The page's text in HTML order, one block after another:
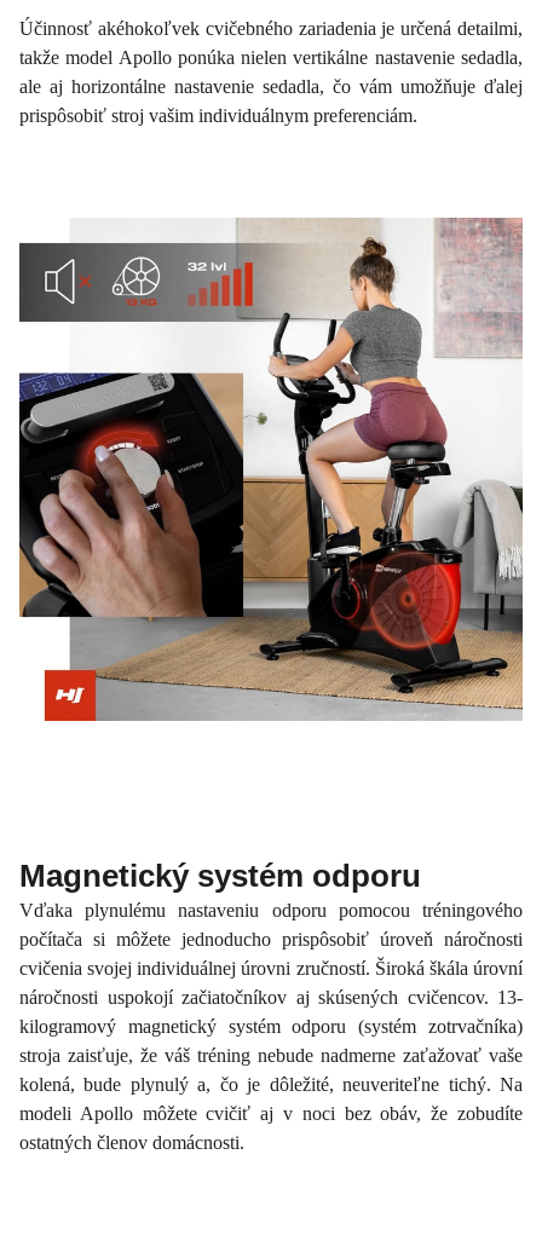
Účinnosť akéhokoľvek cvičebného zariadenia je určená detailmi,
takže model Apollo ponúka nielen vertikálne nastavenie sedadla,
ale aj horizontálne nastavenie sedadla, čo vám umožňuje ďalej
prispôsobiť stroj vašim individuálnym preferenciám.
Magnetický systém odporu
Vďaka plynulému nastaveniu odporu pomocou tréningového
počítača si môžete jednoducho prispôsobiť úroveň náročnosti
cvičenia svojej individuálnej úrovni zručností. Široká škála úrovní
náročnosti uspokojí začiatočníkov aj skúsených cvičencov. 13-
kilogramový magnetický systém odporu (systém zotrvačníka)
stroja zaisťuje, že váš tréning nebude nadmerne zaťažovať vaše
kolená, bude plynulý a, čo je dôležité, neuveriteľne tichý. Na
modeli Apollo môžete cvičiť aj v noci bez obáv, že zobudíte
ostatných členov domácnosti.